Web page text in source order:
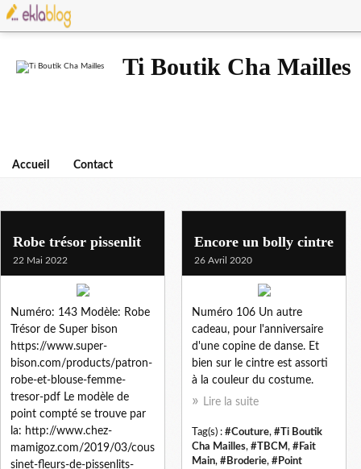
Ti Boutik Cha Mailles
Accueil Contact
point compte
Robe trésor pissenlit
22 Mai 2022
Numéro: 143 Modèle: Robe
Trésor de Super bison
https://www.super-
bison.com/products/patron-
robe-et-blouse-femme-
tresor-pdf Le modèle de
point compté se trouve par
la: http://www.chez-
mamigoz.com/2019/03/cous
sinet-fleurs-de-pissenlits-
Encore un bolly cintre
26 Avril 2020
Numéro 106 Un autre
cadeau, pour l'anniversaire
d'une copine de danse. Et
bien sur le cintre est assorti
à la couleur du costume.
Lire la suite
Tag(s) : #Couture, #Ti Boutik
Cha Mailles, #TBCM, #Fait
Main, #Broderie, #Point